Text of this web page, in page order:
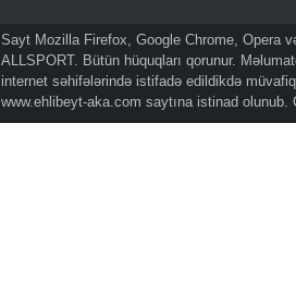
Sayt Mozilla Firefox, Google Chrome, Opera
ALLSPORT. Bütün hüquqları qorunur.
internet səhifələrində istifadə edildikdə
www.ehlibeyt-aka.com saytına istinad olunub.